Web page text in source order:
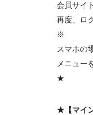
会員サイ
再度、ロ
※
スマホの
メニュー
★
★【マイ